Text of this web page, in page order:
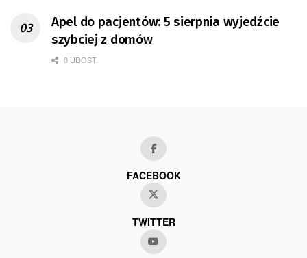
Apel do pacjentów: 5 sierpnia wyjedźcie
szybciej z domów
0 UDOST.
FACEBOOK
TWITTER